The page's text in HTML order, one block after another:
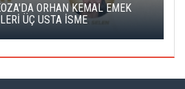
ORHAN KEMAL EMEK
ÜÇ USTA İSME